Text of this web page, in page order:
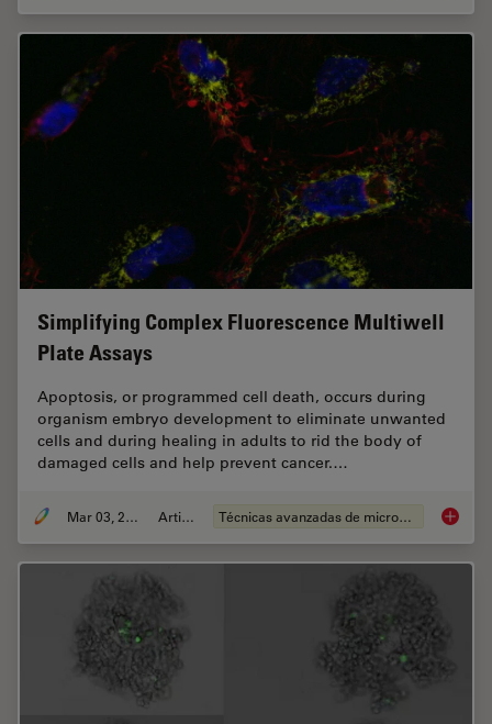
Simplifying Complex Fluorescence Multiwell
Plate Assays
Apoptosis, or programmed cell death, occurs during
organism embryo development to eliminate unwanted
cells and during healing in adults to rid the body of
damaged cells and help prevent cancer.…
Mar 03, 2022 Article Técnicas avanzadas de microscopía